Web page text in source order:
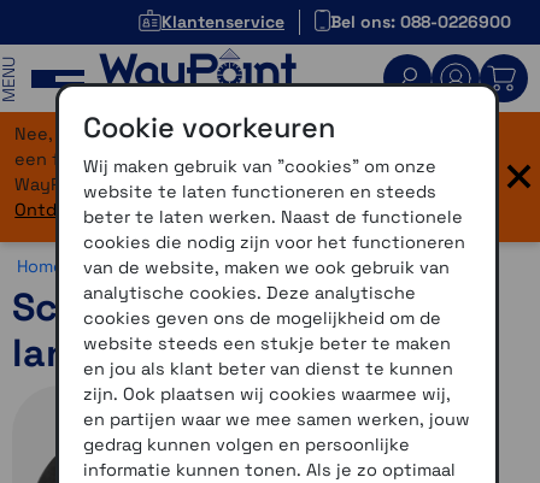
Klantenservice Bel ons: 088-0226900
Nee, je bent niet verdwaald! Onze website heeft
een flinke upgrade gekregen. Dezelfde vertrouwde
WayPoint-service, maar dan in een modern jasje.
Ontdek hier wat er allemaal nieuw is.
×
Home >Overig >Opruiming >Diversen
Schuberth C5 Head pad
lang hoofd, maat 61
Cookie voorkeuren
Wij maken gebruik van "cookies" om onze
website te laten functioneren en steeds
beter te laten werken. Naast de functionele
cookies die nodig zijn voor het functioneren
van de website, maken we ook gebruik van
analytische cookies. Deze analytische
cookies geven ons de mogelijkheid om de
website steeds een stukje beter te maken
en jou als klant beter van dienst te kunnen
zijn. Ook plaatsen wij cookies waarmee wij,
en partijen waar we mee samen werken, jouw
gedrag kunnen volgen en persoonlijke
informatie kunnen tonen. Als je zo optimaal